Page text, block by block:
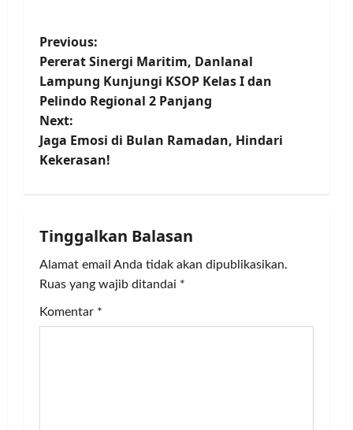
P
o
s
t
v
i
g
Previous:
Pererat Sinergi Maritim, Danlanal
Lampung Kunjungi KSOP Kelas I dan
Pelindo Regional 2 Panjang
Next:
Jaga Emosi di Bulan Ramadan, Hindari
Kekerasan!
Tinggalkan Balasan
Alamat email Anda tidak akan dipublikasikan.
Ruas yang wajib ditandai *
Komentar *